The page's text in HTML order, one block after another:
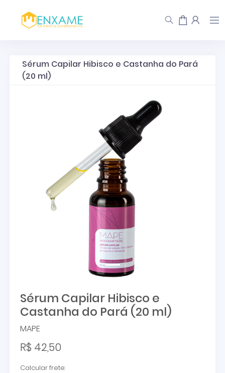
Sérum Capilar Hibisco e Castanha do Pará
(20 ml)
Sérum Capilar Hibisco e
Castanha do Pará (20 ml)
MAPE
R$ 42,50
Calcular frete: